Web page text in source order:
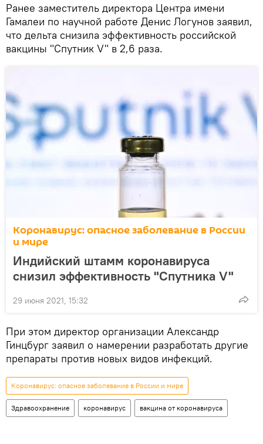
Ранее заместитель директора Центра имени
Гамалеи по научной работе Денис Логунов заявил,
что дельта снизила эффективность российской
вакцины "Спутник V" в 2,6 раза.
Коронавирус: опасное заболевание в России
и мире
Индийский штамм коронавируса
снизил эффективность "Спутника V"
29 июня 2021, 15:32
При этом директор организации Александр
Гинцбург заявил о намерении разработать другие
препараты против новых видов инфекций.
Коронавирус: опасное заболевание в России и мире
Здравоохранение коронавирус вакцина от коронавируса